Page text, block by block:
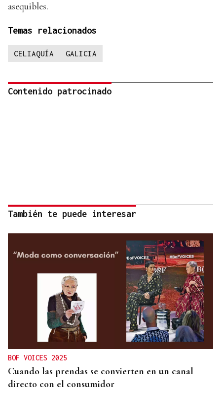
asequibles.
Temas relacionados
CELIAQUÍA GALICIA
Contenido patrocinado
También te puede interesar
BOF VOICES 2025
Cuando las prendas se convierten en un canal
directo con el consumidor